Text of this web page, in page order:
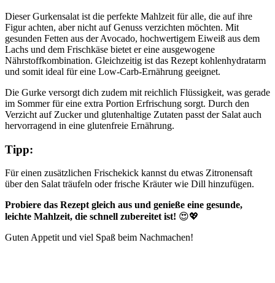
Dieser Gurkensalat ist die perfekte Mahlzeit für alle, die auf ihre
Figur achten, aber nicht auf Genuss verzichten möchten. Mit
gesunden Fetten aus der Avocado, hochwertigem Eiweiß aus dem
Lachs und dem Frischkäse bietet er eine ausgewogene
Nährstoffkombination. Gleichzeitig ist das Rezept kohlenhydratarm
und somit ideal für eine Low-Carb-Ernährung geeignet.
Die Gurke versorgt dich zudem mit reichlich Flüssigkeit, was gerade
im Sommer für eine extra Portion Erfrischung sorgt. Durch den
Verzicht auf Zucker und glutenhaltige Zutaten passt der Salat auch
hervorragend in eine glutenfreie Ernährung.
Tipp:
Für einen zusätzlichen Frischekick kannst du etwas Zitronensaft
über den Salat träufeln oder frische Kräuter wie Dill hinzufügen.
Probiere das Rezept gleich aus und genieße eine gesunde,
leichte Mahlzeit, die schnell zubereitet ist! 😍💖
Guten Appetit und viel Spaß beim Nachmachen!